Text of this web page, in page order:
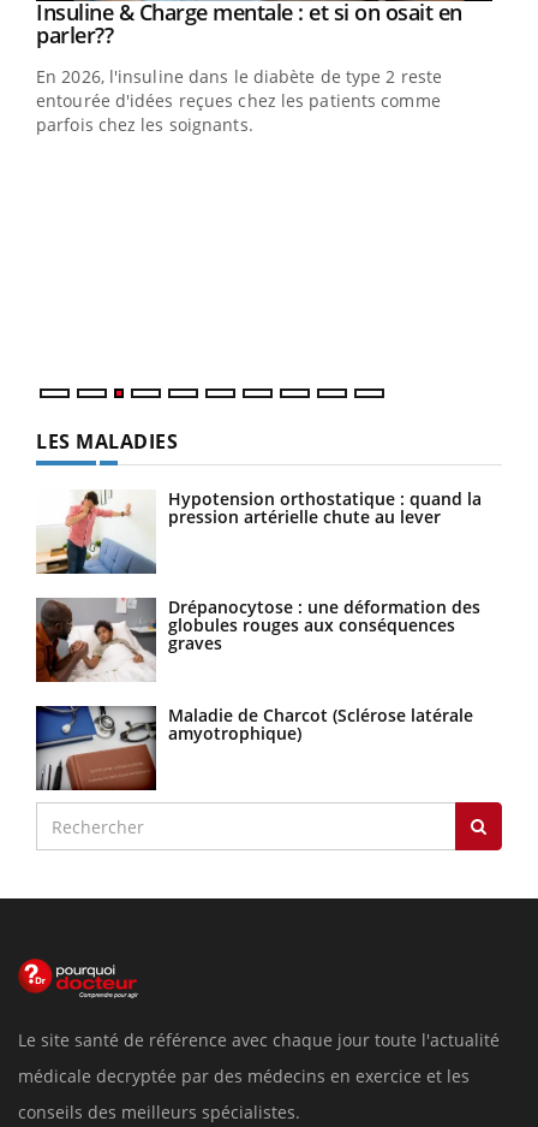
Youtube
Insuline & Charge mentale : et si on osait en
parler??Youtube
En 2026, l'insuline dans le diabète de type 2 reste
entourée d'idées reçues chez les patients comme
parfois chez les soignants.
LES MALADIES
Hypotension orthostatique : quand la
pression artérielle chute au lever
Drépanocytose : une déformation des
globules rouges aux conséquences
graves
Maladie de Charcot (Sclérose latérale
amyotrophique)
Le site santé de référence avec chaque jour toute l'actualité
médicale decryptée par des médecins en exercice et les
conseils des meilleurs spécialistes.